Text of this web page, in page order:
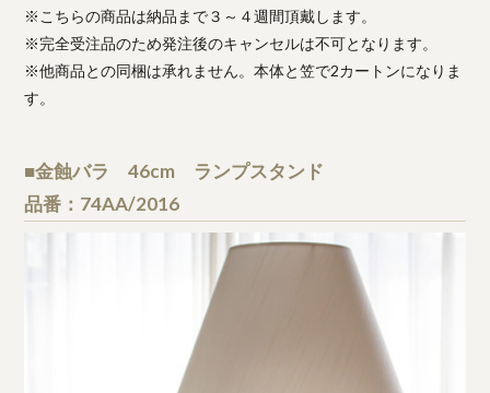
※こちらの商品は納品まで３～４週間頂戴します。
※完全受注品のため発注後のキャンセルは不可となります。
※他商品との同梱は承れません。本体と笠で2カートンになりま
す。
■金蝕バラ 46cm ランプスタンド
品番：74AA/2016